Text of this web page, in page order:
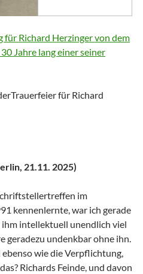
für Richard Herzinger von dem
Jahre lang einer seiner
für Richard
21.11. 2025)
im
kennenlernte, war ich gerade
ihm intellektuell unendlich viel
geradezu undenkbar ohne ihn.
wie die Verpflichtung,
Richards Feinde, und davon